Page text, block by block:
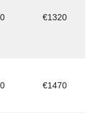
€1320
€1470